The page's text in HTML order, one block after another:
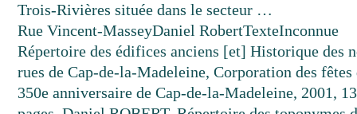
Trois-Rivières située dans le secteur …
Rue Vincent-MasseyDaniel RobertTexteInconnue
Répertoire des édifices anciens [et] Historique des
rues de Cap-de-la-Madeleine, Corporation des fêtes
350e anniversaire de Cap-de-la-Madeleine, 2001,